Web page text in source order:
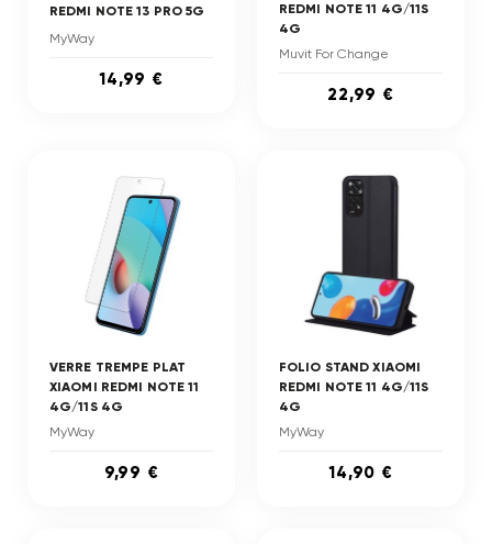
REDMI NOTE 13 PRO 5G
MyWay
14,99 €
REDMI NOTE 11 4G/11S
4G
Muvit For Change
22,99 €
VERRE TREMPE PLAT
XIAOMI REDMI NOTE 11
4G/11S 4G
MyWay
9,99 €
FOLIO STAND XIAOMI
REDMI NOTE 11 4G/11S
4G
MyWay
14,90 €